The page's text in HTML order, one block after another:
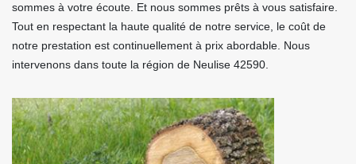
sommes à votre écoute. Et nous sommes prêts à vous satisfaire.
Tout en respectant la haute qualité de notre service, le coût de
notre prestation est continuellement à prix abordable. Nous
intervenons dans toute la région de Neulise 42590.